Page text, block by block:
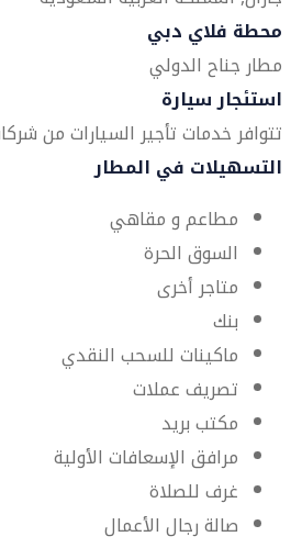
محطة فلاي دبي
مطار جناح الدولي
استئجار سيارة
تتوافر خدمات تأجير السيارات من
التسهيلات في المطار
مطاعم و مقاهي
السوق الحرة
متاجر أخرى
بنك
ماكينات للسحب النقدي
تصريف عملات
مكتب بريد
مرافق الإسعافات الأولية
غرف للصلاة
صالة رجال الأعمال